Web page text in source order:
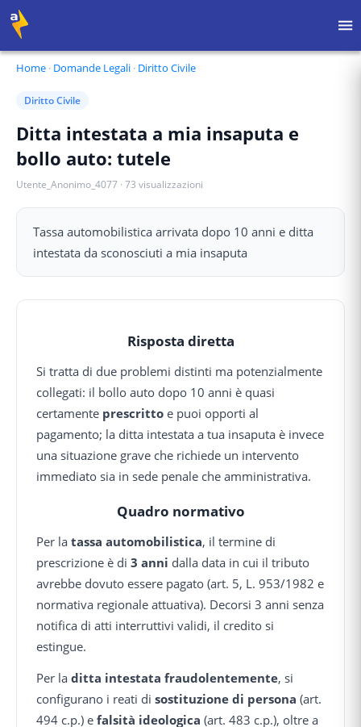
Home · Domande Legali · Diritto Civile
Diritto Civile
Ditta intestata a mia insaputa e
bollo auto: tutele
Utente_Anonimo_4077 · 73 visualizzazioni
Tassa automobilistica arrivata dopo 10 anni e ditta
intestata da sconosciuti a mia insaputa
Risposta diretta
Si tratta di due problemi distinti ma potenzialmente
collegati: il bollo auto dopo 10 anni è quasi
certamente prescritto e puoi opporti al
pagamento; la ditta intestata a tua insaputa è invece
una situazione grave che richiede un intervento
immediato sia in sede penale che amministrativa.
Quadro normativo
Per la tassa automobilistica, il termine di
prescrizione è di 3 anni dalla data in cui il tributo
avrebbe dovuto essere pagato (art. 5, L. 953/1982 e
normativa regionale attuativa). Decorsi 3 anni senza
notifica di atti interruttivi validi, il credito si
estingue.
Per la ditta intestata fraudolentemente, si
configurano i reati di sostituzione di persona (art.
494 c.p.) e falsità ideologica (art. 483 c.p.), oltre a